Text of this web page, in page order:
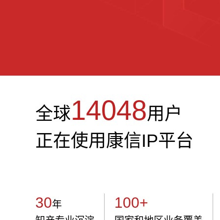
全球14048用户
正在使用康信IP平台
30年
100+